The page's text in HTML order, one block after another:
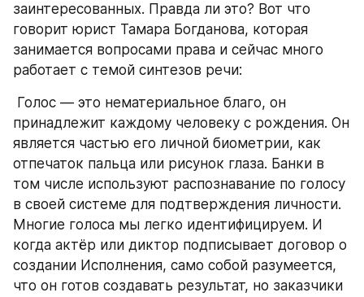
заинтересованных. Правда ли это? Вот что
говорит юрист Тамара Богданова, которая
занимается вопросами права и сейчас много
работает с темой синтезов речи:
принадлежит каждому человеку с рождения. Он
является частью его личной биометрии, как
отпечаток пальца или рисунок глаза. Банки в
том числе используют распознавание по голосу
в своей системе для подтверждения личности.
Многие голоса мы легко идентифицируем. И
когда актёр или диктор подписывает договор о
создании Исполнения, само собой разумеется,
что он готов создавать результат, но заказчики